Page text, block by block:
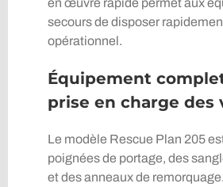
en œuvre rapide permet aux
secours de disposer
opérationnel.
Équipement
prise en charge des
Le modèle Rescue Plan 205
poignées de portage, des
et des anneaux de